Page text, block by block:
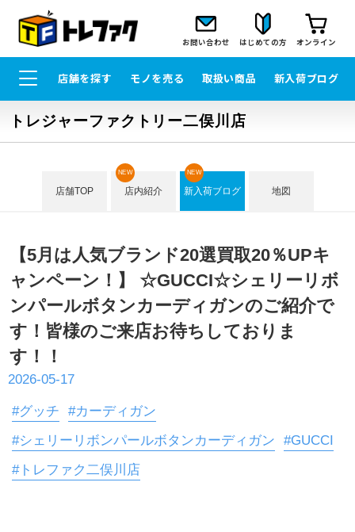
お問い合わせ はじめての方 オンライン
店舗を探す モノを売る 取扱い商品 新入荷ブログ
トレジャーファクトリー二俣川店
店舗TOP 店内紹介
NEW
新入荷ブログ
NEW
地図
【5月は人気ブランド20選買取20％UPキ
ャンペーン！】 ☆GUCCI☆シェリーリボ
ンパールボタンカーディガンのご紹介で
す！皆様のご来店お待ちしておりま
す！！
2026-05-17
#グッチ
#カーディガン
#シェリーリボンパールボタンカーディガン
#GUCCI
#トレファク二俣川店